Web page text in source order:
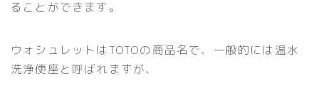
ることができます。
ウォシュレットはTOTOの商品名で、一般的には温水
洗浄便座と呼ばれますが、